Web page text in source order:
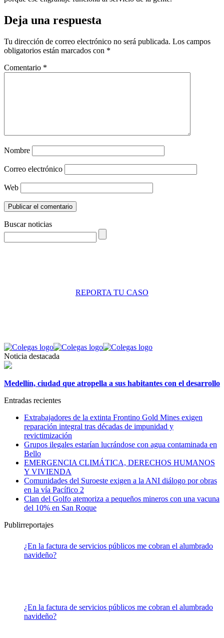
Deja una respuesta
Tu dirección de correo electrónico no será publicada. Los campos
obligatorios están marcados con *
Comentario *
Nombre
Correo electrónico
Web
Buscar noticias
REPORTA TU CASO
Noticia destacada
Medellín, ciudad que atropella a sus habitantes con el desarrollo
Entradas recientes
Extrabajadores de la extinta Frontino Gold Mines exigen
reparación integral tras décadas de impunidad y
revictimización
Grupos ilegales estarían lucrándose con agua contaminada en
Bello
EMERGENCIA CLIMÁTICA, DERECHOS HUMANOS
Y VIVIENDA
Comunidades del Suroeste exigen a la ANI diálogo por obras
en la vía Pacífico 2
Clan del Golfo atemoriza a pequeños mineros con una vacuna
del 10% en San Roque
Publirreportajes
¿En la factura de servicios públicos me cobran el alumbrado
navideño?
¿En la factura de servicios públicos me cobran el alumbrado
navideño?